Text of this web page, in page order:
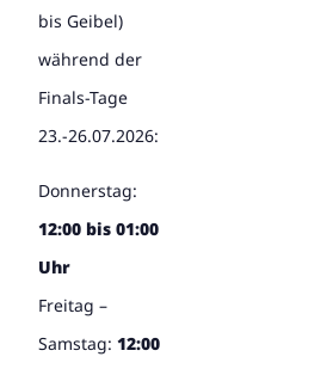
bis Geibel)
während der
Finals-Tage
23.-26.07.2026:
Donnerstag:
12:00 bis 01:00
Uhr
Freitag –
Samstag: 12:00